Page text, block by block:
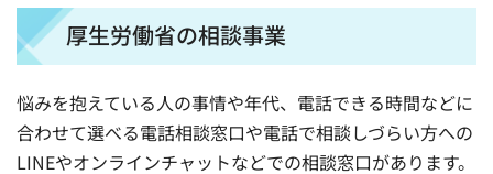
厚生労働省の相談事業
悩みを抱えている人の事情や年代、電話できる時間などに
合わせて選べる電話相談窓口や電話で相談しづらい方への
LINEやオンラインチャットなどでの相談窓口があります。